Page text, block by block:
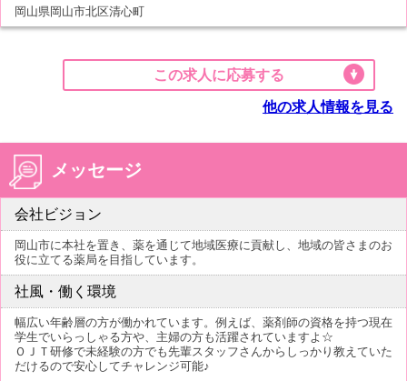
岡山県岡山市北区清心町
この求人に応募する
他の求人情報を見る
メッセージ
会社ビジョン
岡山市に本社を置き、薬を通じて地域医療に貢献し、地域の皆さまのお
役に立てる薬局を目指しています。
社風・働く環境
幅広い年齢層の方が働かれています。例えば、薬剤師の資格を持つ現在
学生でいらっしゃる方や、主婦の方も活躍されていますよ☆
ＯＪＴ研修で未経験の方でも先輩スタッフさんからしっかり教えていた
だけるので安心してチャレンジ可能♪